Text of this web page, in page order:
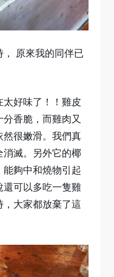
原來我的同伴已
好味了！！雞皮
香脆，而雞肉又
很嫩滑。我們真
滅。另外它的椰
夠中和燒物引起
可以多吃一隻雞
大家都放棄了這